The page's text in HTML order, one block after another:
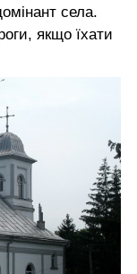
села.
якщо їхати